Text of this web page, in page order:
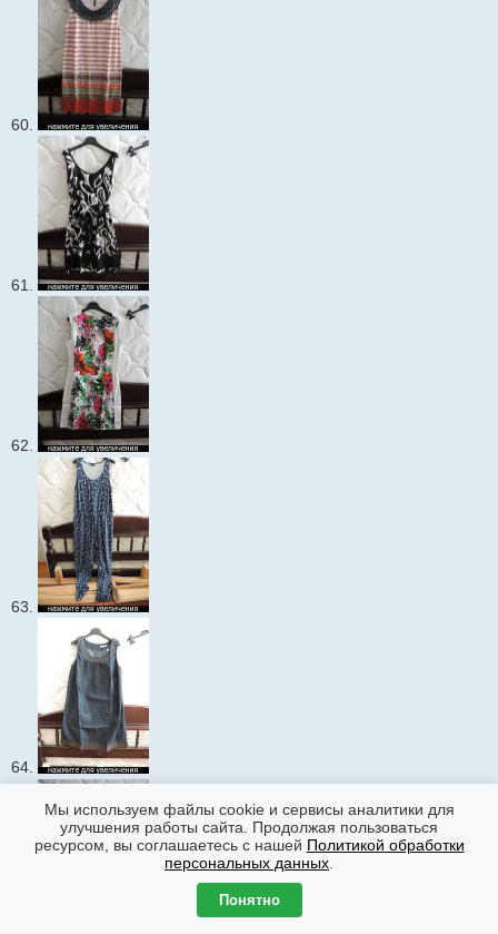
60.
61.
62.
63.
64.
Мы используем файлы cookie и сервисы аналитики для
улучшения работы сайта. Продолжая пользоваться
ресурсом, вы соглашаетесь с нашей Политикой обработки
персональных данных
Понятно